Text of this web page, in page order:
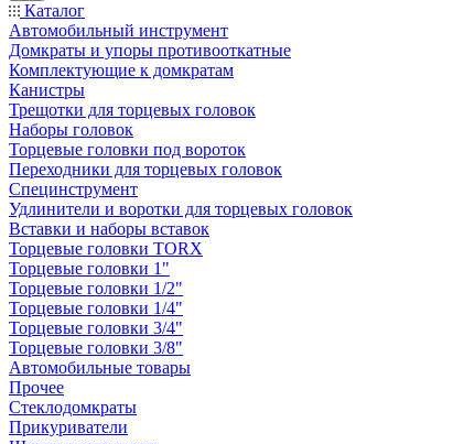
Каталог
Автомобильный инструмент
Домкраты и упоры противооткатные
Комплектующие к домкратам
Канистры
Трещотки для торцевых головок
Наборы головок
Торцевые головки под вороток
Переходники для торцевых головок
Специнструмент
Удлинители и воротки для торцевых головок
Вставки и наборы вставок
Торцевые головки TORX
Торцевые головки 1"
Торцевые головки 1/2"
Торцевые головки 1/4"
Торцевые головки 3/4"
Торцевые головки 3/8"
Автомобильные товары
Прочее
Стеклодомкраты
Прикуриватели